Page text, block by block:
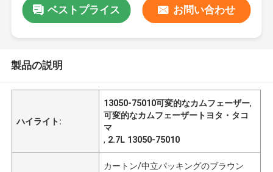
ベストプライス お問い合わせ
製品の説明
ハイライト:
13050-75010可変的なカムフェーザー,
可変的なカムフェーザートヨタ・タコ
マ
, 2.7L 13050-75010
カートン/中立パッキングのブラウン